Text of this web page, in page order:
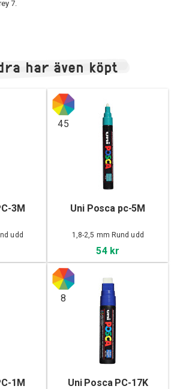
7.
har även köpt
3M
udd
45
Uni Posca pc-5M
1,8-2,5 mm Rund udd
54 kr
1M
8
Uni Posca PC-17K